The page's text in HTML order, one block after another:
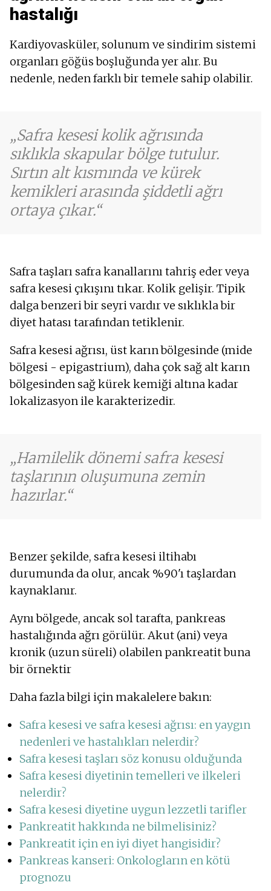
hastalığı
Kardiyovasküler, solunum ve sindirim sistemi
organları göğüs boşluğunda yer alır. Bu
nedenle, neden farklı bir temele sahip olabilir.
Safra kesesi kolik ağrısında
sıklıkla skapular bölge tutulur.
Sırtın alt kısmında ve kürek
kemikleri arasında şiddetli ağrı
ortaya çıkar.
Safra taşları safra kanallarını tahriş eder veya
safra kesesi çıkışını tıkar. Kolik gelişir. Tipik
dalga benzeri bir seyri vardır ve sıklıkla bir
diyet hatası tarafından tetiklenir.
Safra kesesi ağrısı, üst karın bölgesinde (mide
bölgesi - epigastrium), daha çok sağ alt karın
bölgesinden sağ kürek kemiği altına kadar
lokalizasyon ile karakterizedir.
Hamilelik dönemi safra kesesi
taşlarının oluşumuna zemin
hazırlar.
Benzer şekilde, safra kesesi iltihabı
durumunda da olur, ancak %90'ı taşlardan
kaynaklanır.
Aynı bölgede, ancak sol tarafta, pankreas
hastalığında ağrı görülür. Akut (ani) veya
kronik (uzun süreli) olabilen pankreatit buna
bir örnektir
Daha fazla bilgi için makalelere bakın:
Safra kesesi ve safra kesesi ağrısı: en yaygın
nedenleri ve hastalıkları nelerdir?
Safra kesesi taşları söz konusu olduğunda
Safra kesesi diyetinin temelleri ve ilkeleri
nelerdir?
Safra kesesi diyetine uygun lezzetli tarifler
Pankreatit hakkında ne bilmelisiniz?
Pankreatit için en iyi diyet hangisidir?
Pankreas kanseri: Onkologların en kötü
prognozu